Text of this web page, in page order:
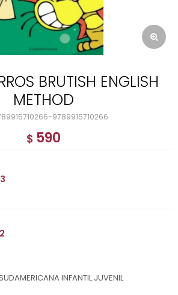
METHOD
9789915710266
$ 590
INFANTIL JUVENIL